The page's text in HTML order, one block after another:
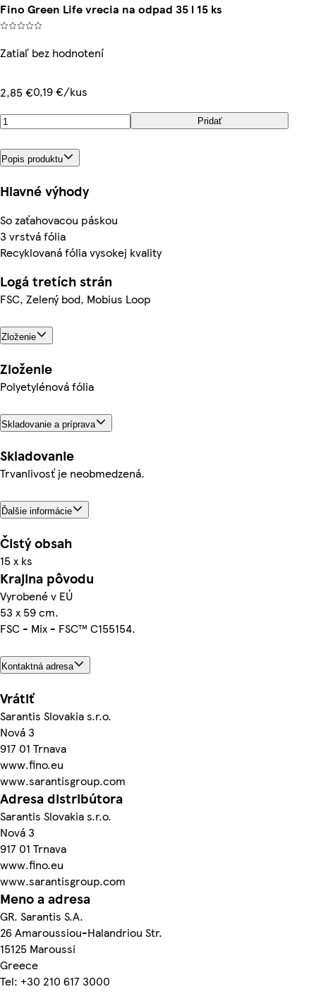
Fino Green Life vrecia na odpad 35 l 15 ks
Zatiaľ bez hodnotení
2,85 €0,19 €/kus
Pridať
Popis produktu
Hlavné výhody
So zaťahovacou páskou
3 vrstvá fólia
Recyklovaná fólia vysokej kvality
Logá tretích strán
FSC, Zelený bod, Mobius Loop
Zloženie
Zloženie
Polyetylénová fólia
Skladovanie a príprava
Skladovanie
Trvanlivosť je neobmedzená.
Ďalšie informácie
Čistý obsah
15 x ks
Krajina pôvodu
Vyrobené v EÚ
53 x 59 cm.
FSC - Mix - FSC™ C155154.
Kontaktná adresa
Vrátiť
Sarantis Slovakia s.r.o.
Nová 3
917 01 Trnava
www.fino.eu
www.sarantisgroup.com
Adresa distribútora
Sarantis Slovakia s.r.o.
Nová 3
917 01 Trnava
www.fino.eu
www.sarantisgroup.com
Meno a adresa
GR. Sarantis S.A.
26 Amaroussiou-Halandriou Str.
15125 Maroussi
Greece
Tel: +30 210 617 3000